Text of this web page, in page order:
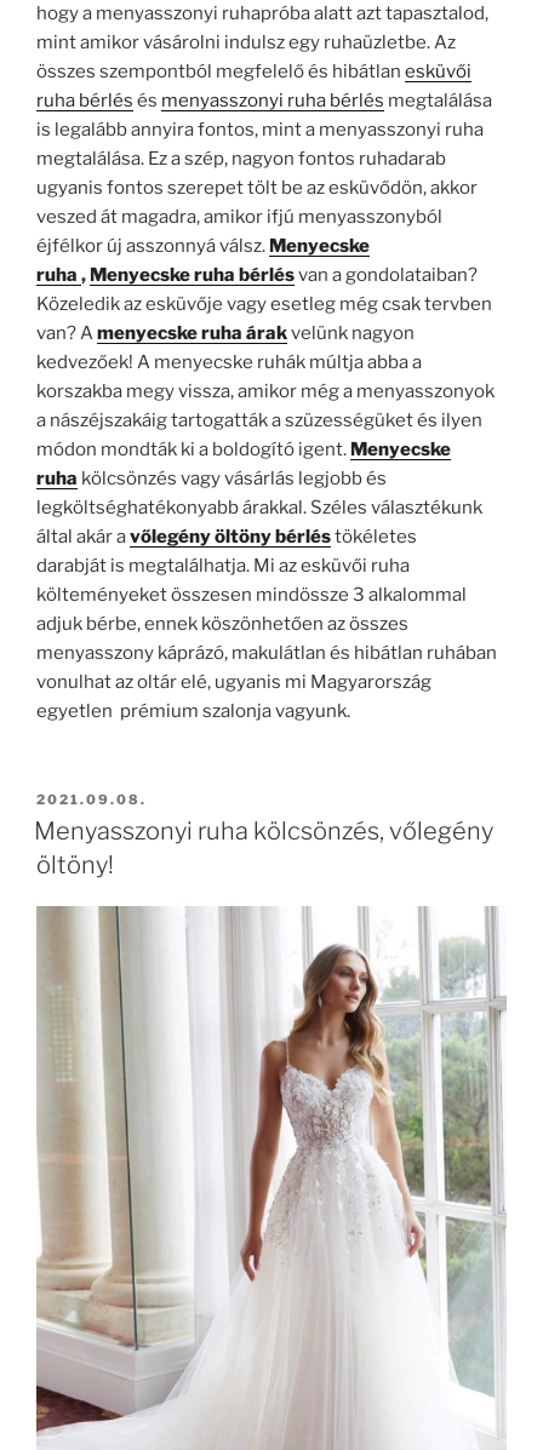
hogy a menyasszonyi ruhapróba alatt azt tapasztalod,
mint amikor vásárolni indulsz egy ruhaüzletbe. Az
összes szempontból megfelelő és hibátlan esküvői
ruha bérlés és menyasszonyi ruha bérlés megtalálása
is legalább annyira fontos, mint a menyasszonyi ruha
megtalálása. Ez a szép, nagyon fontos ruhadarab
ugyanis fontos szerepet tölt be az esküvődön, akkor
veszed át magadra, amikor ifjú menyasszonyból
éjfélkor új asszonnyá válsz. Menyecske
ruha , Menyecske ruha bérlésvan a gondolataiban?
Közeledik az esküvője vagy esetleg még csak tervben
van? Amenyecske ruha árakvelünk nagyon
kedvezőek! A menyecske ruhák múltja abba a
korszakba megy vissza, amikor még a menyasszonyok
a nászéjszakáig tartogatták a szüzességüket és ilyen
módon mondták ki a boldogító igent. Menyecske
ruha kölcsönzés vagy vásárlás legjobb és
legköltséghatékonyabb árakkal. Széles választékunk
által akár avőlegény öltöny bérléstökéletes
darabját is megtalálhatja. Mi az esküvői ruha
költeményeket összesen mindössze 3 alkalommal
adjuk bérbe, ennek köszönhetően az összes
menyasszony káprázó, makulátlan és hibátlan ruhában
vonulhat az oltár elé, ugyanis mi Magyarország
egyetlen prémium szalonja vagyunk.
BEKÜLDVE:
2021.09.08.
Menyasszonyi ruha kölcsönzés, vőlegény
öltöny!